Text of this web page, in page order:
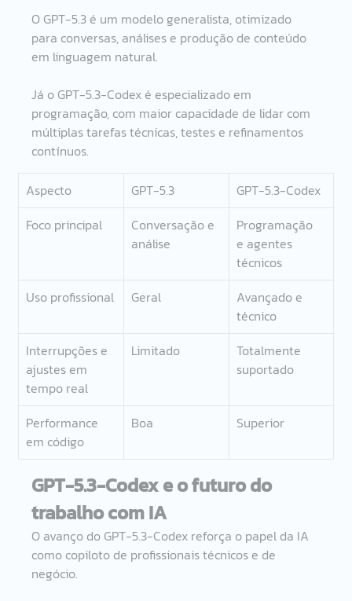
O GPT-5.3 é um modelo generalista, otimizado
para conversas, análises e produção de conteúdo
em linguagem natural.
Já o GPT-5.3-Codex é especializado em
programação, com maior capacidade de lidar com
múltiplas tarefas técnicas, testes e refinamentos
contínuos.
Aspecto GPT-5.3
GPT-5.3-Codex
Foco principal
Conversação e
análise
Programação
e agentes
técnicos
Uso profissional
Geral
Avançado e
técnico
Interrupções e
ajustes em
tempo real
Limitado
Totalmente
suportado
Performance
em código
Boa Superior
GPT-5.3-Codex e o futuro do
trabalho com IA
O avanço do GPT-5.3-Codex reforça o papel da IA
como copiloto de profissionais técnicos e de
negócio.